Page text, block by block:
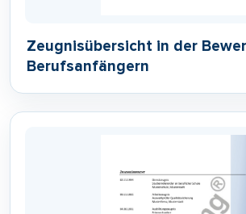
Zeugnisübersicht in der
Berufsanfängern